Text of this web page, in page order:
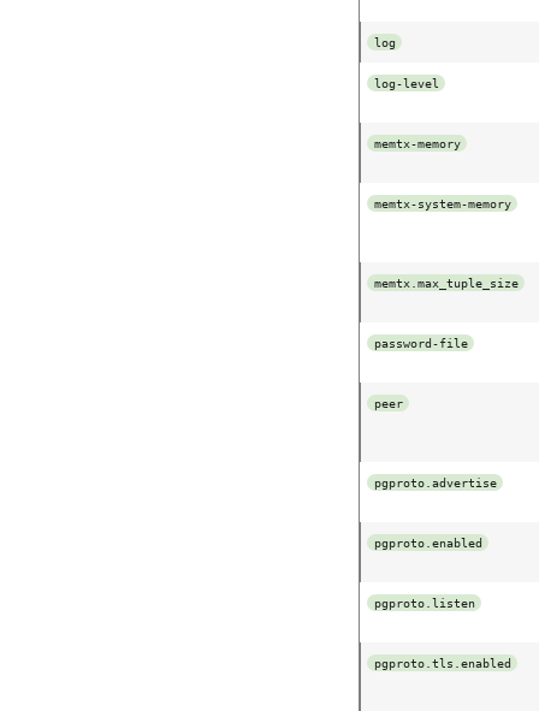
log
log-level
memtx-memory
memtx-system-memory
memtx.max_tuple_size
password-file
peer
pgproto.advertise
pgproto.enabled
pgproto.listen
pgproto.tls.enabled